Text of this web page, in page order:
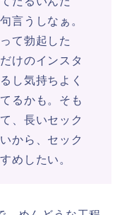
言うしなぁ。
て勃起した
けのインスタ
し気持ちよく
るかも。そも
、長いセック
から、セック
めしたい。